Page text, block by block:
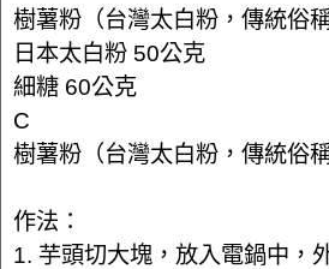
樹薯粉（台灣太白粉，傳統俗
日本太白粉 50公克
細糖 60公克
C
樹薯粉（台灣太白粉，傳統俗
作法：
1. 芋頭切大塊，放入電鍋中，